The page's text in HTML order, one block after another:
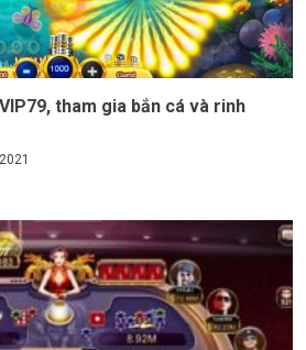
tham gia bắn cá và rinh